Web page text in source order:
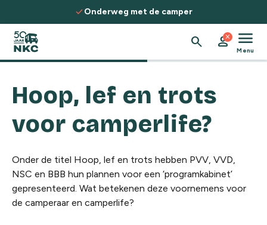
Spring naar de inhoud
checkOnderweg met de camper
search person
close menu
Menu
Hoop, lef en trots
voor camperlife?
Onder de titel Hoop, lef en trots hebben PVV, VVD,
NSC en BBB hun plannen voor een ‘programkabinet’
gepresenteerd. Wat betekenen deze voornemens voor
de camperaar en camperlife?